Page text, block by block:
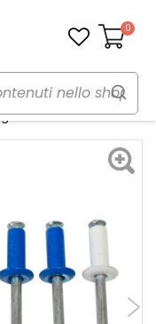
Carrello
0
- CORA